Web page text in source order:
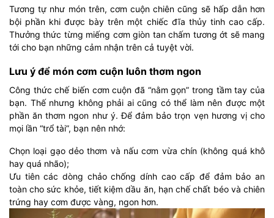
Tương tự như món trên, cơm cuộn chiên cũng sẽ hấp dẫn hơn
bội phần khi được bày trên một chiếc đĩa thủy tinh cao cấp.
Thưởng thức từng miếng cơm giòn tan chấm tương ớt sẽ mang
tới cho bạn những cảm nhận trên cả tuyệt vời.
Lưu ý để món cơm cuộn luôn thơm ngon
Công thức chế biến cơm cuộn đã “nằm gọn” trong tầm tay của
bạn. Thế nhưng không phải ai cũng có thể làm nên được một
phần ăn thơm ngon như ý. Để đảm bảo trọn vẹn hương vị cho
mọi lần “trổ tài”, bạn nên nhớ:
Chọn loại gạo dẻo thơm và nấu cơm vừa chín (không quá khô
hay quá nhão);
Ưu tiên các dòng chảo chống dính cao cấp để đảm bảo an
toàn cho sức khỏe, tiết kiệm dầu ăn, hạn chế chất béo và chiên
trứng hay cơm được vàng, ngon hơn.